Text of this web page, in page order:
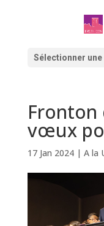
Sélectionner une
Fronton
vœux
17 Jan 2024| A la